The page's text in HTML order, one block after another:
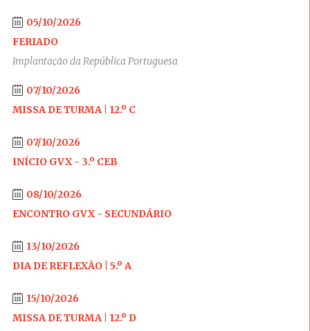
05/10/2026
FERIADO
Implantação da República Portuguesa
07/10/2026
MISSA DE TURMA | 12.º C
07/10/2026
INÍCIO GVX - 3.º CEB
08/10/2026
ENCONTRO GVX - SECUNDÁRIO
13/10/2026
DIA DE REFLEXÃO | 5.º A
15/10/2026
MISSA DE TURMA | 12.º D